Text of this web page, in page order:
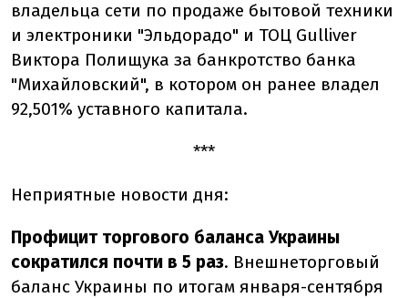
владельца сети по продаже бытовой техники
и электроники "Эльдорадо" и ТОЦ Gulliver
Виктора Полищука за банкротство банка
"Михайловский", в котором он ранее владел
92,501% уставного капитала.
***
Неприятные новости дня:
Профицит торгового баланса Украины
сократился почти в 5 раз. Внешнеторговый
баланс Украины по итогам января-сентября